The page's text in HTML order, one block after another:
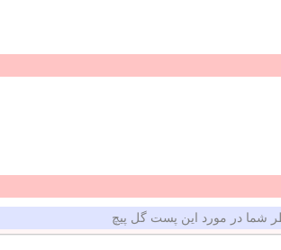
شما در مورد این پست گل پیچ